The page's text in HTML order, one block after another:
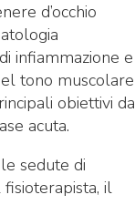
d’occhio
infiammazione e
tono muscolare
obiettivi da
acuta.
sedute di
il